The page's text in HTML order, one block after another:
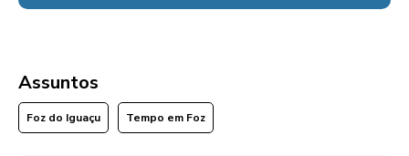
Assuntos
Foz do Iguaçu Tempo em Foz